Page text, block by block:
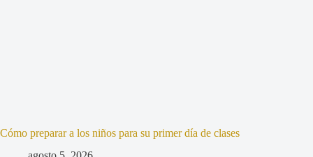
Cómo preparar a los niños para su primer día de clases